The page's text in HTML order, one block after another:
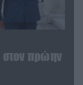
στον πρώην